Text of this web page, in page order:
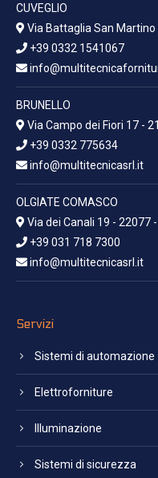
CUVEGLIO
Via Battaglia San
+39 0332 1541067
BRUNELLO
Via Campo dei Fiori 17 -
+39 0332 775634
info@multitecnicasrl.it
OLGIATE COMASCO
Via dei Canali 19 - 22077
+39 031 718 7300
info@multitecnicasrl.it
Servizi
Sistemi di automazione
Elettroforniture
Illuminazione
Sistemi di sicurezza